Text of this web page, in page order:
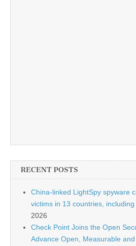
RECENT POSTS
China-linked LightSpy spyware
victims in 13 countries,
2026
Check Point Joins the Open
Advance Open, Measurable